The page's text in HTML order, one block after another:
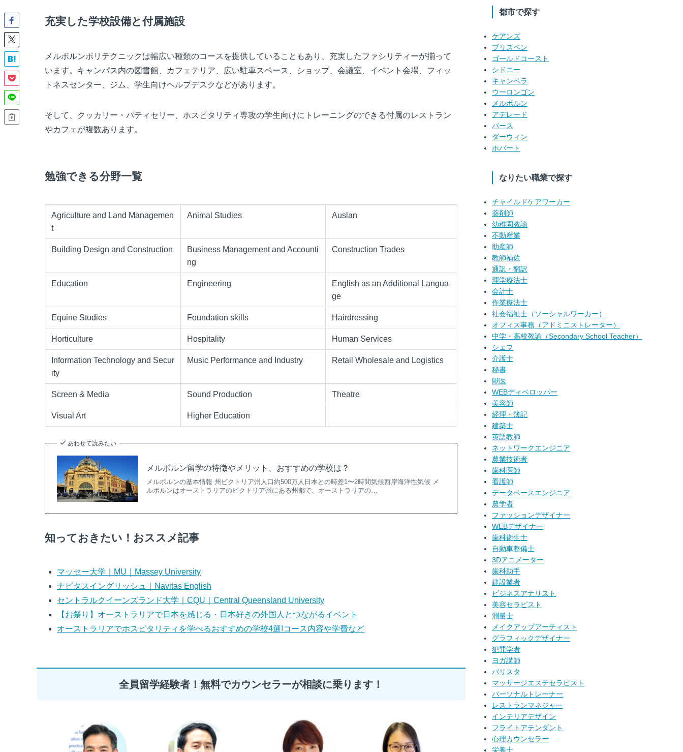
充実した学校設備と付属施設
メルボルンポリテクニックは幅広い種類のコースを提供していることもあり、充実したファシリティーが揃って
います。キャンパス内の図書館、カフェテリア、広い駐車スペース、ショップ、会議室、イベント会場、フィッ
トネスセンター、ジム、学生向けヘルプデスクなどがあります。
そして、クッカリー・パティセリー、ホスピタリティ専攻の学生向けにトレーニングのできる付属のレストラン
やカフェが複数あります。
勉強できる分野一覧
Agriculture and Land Managemen
t
Animal Studies Auslan
Building Design and Construction
Business Management and Accounti
ng
Construction Trades
Education Engineering
English as an Additional Langua
ge
Equine Studies Foundation skills Hairdressing
Horticulture Hospitality Human Services
Information Technology and Secur
ity
Music Performance and Industry Retail Wholesale and Logistics
Screen & Media Sound Production Theatre
Visual Art Higher Education
あわせて読みたい
メルボルン留学の特徴やメリット、おすすめの学校は？
メルボルンの基本情報 州ビクトリア州人口約500万人日本との時差1〜2時間気候西岸海洋性気候 メ
ルボルンはオーストラリアのビクトリア州にある州都で、オーストラリアの…
知っておきたい！おススメ記事
マッセー大学｜MU｜Massey University
ナビタスイングリッシュ｜Navitas English
セントラルクイーンズランド大学｜CQU｜Central Queensland University
【お祭り】オーストラリアで日本を感じる・日本好きの外国人とつながるイベント
オーストラリアでホスピタリティを学べるおすすめの学校4選!コース内容や学費など
全員留学経験者！無料でカウンセラーが相談に乗ります！
都市で探す
ケアンズ
ブリスベン
ゴールドコースト
シドニー
キャンベラ
ウーロンゴン
メルボルン
アデレード
パース
ダーウィン
ホバート
なりたい職業で探す
チャイルドケアワーカー
薬剤師
幼稚園教諭
不動産業
助産師
教師補佐
通訳・翻訳
理学療法士
会計士
作業療法士
社会福祉士（ソーシャルワーカー）
オフィス事務（アドミニストレーター）
中学・高校教諭（Secondary School Teacher）
シェフ
介護士
秘書
獣医
WEBディベロッパー
美容師
経理・簿記
建築士
英語教師
ネットワークエンジニア
農業技術者
歯科医師
看護師
データベースエンジニア
農学者
ファッションデザイナー
WEBデザイナー
歯科衛生士
自動車整備士
3Dアニメーター
歯科助手
建設業者
ビジネスアナリスト
美容セラピスト
測量士
メイクアップアーティスト
グラフィックデザイナー
犯罪学者
ヨガ講師
バリスタ
マッサージエステセラピスト
パーソナルトレーナー
レストランマネジャー
インテリアデザイン
フライトアテンダント
心理カウンセラー
栄養士